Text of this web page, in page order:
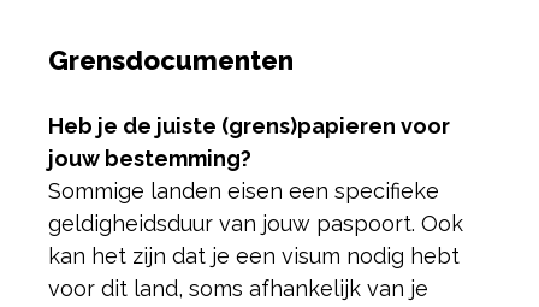
Grensdocumenten
Heb je de juiste (grens)papieren voor
jouw bestemming?
Sommige landen eisen een specifieke
geldigheidsduur van jouw paspoort. Ook
kan het zijn dat je een visum nodig hebt
voor dit land, soms afhankelijk van je